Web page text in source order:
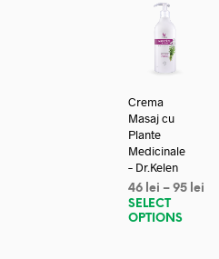
Crema
Masaj cu
Plante
Medicinale
– Dr.Kelen
46 lei – 95 lei
SELECT
OPTIONS